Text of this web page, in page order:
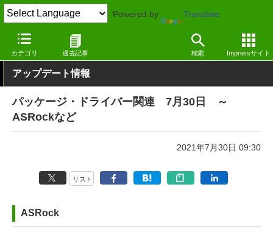
Powered by Translate
カテゴリ 過去記事 検索 Impressサイト
窓の杜 その他の話題 アップデート
アップデート情報
パッケージ・ドライバー関連 7月30日 ～
ASRockなど
2021年7月30日 09:30
リスト
ASRock